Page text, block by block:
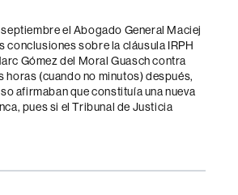
septiembre el Abogado General Maciej
conclusiones sobre la cláusula IRPH
Gómez del Moral Guasch contra
horas (cuando no minutos) después,
afirmaban que constituía una nueva
pues si el Tribunal de Justicia